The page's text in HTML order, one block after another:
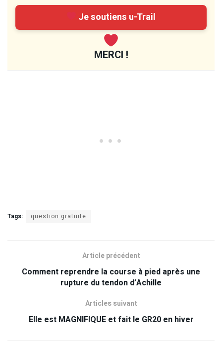
Je soutiens u-Trail
MERCI !
Tags: question gratuite
Article précédent
Comment reprendre la course à pied après une
rupture du tendon d’Achille
Articles suivant
Elle est MAGNIFIQUE et fait le GR20 en hiver